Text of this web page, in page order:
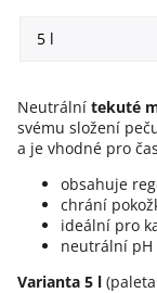
Neutrální tekuté
svému složení
a je vhodné pro
obsahuje
chrání
ideální pro
neutrální pH
Varianta 5 l